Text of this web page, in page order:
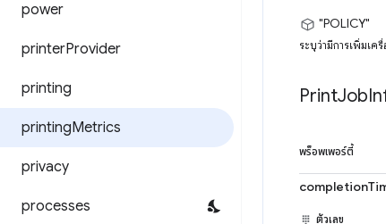
power
printerProvider
printing
printingMetrics
privacy
processes
"POLICY"
ระบุว่ามีการเพิ่มเ
PrintJob
พร็อพเพอร์ตี้
ตัวเลข